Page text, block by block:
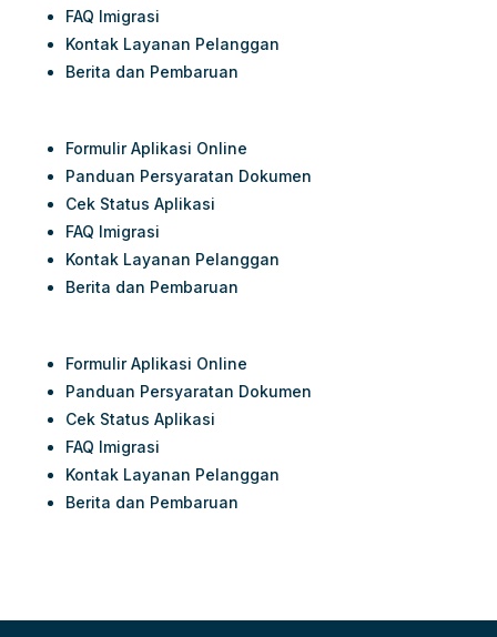
FAQ Imigrasi
Kontak Layanan Pelanggan
Berita dan Pembaruan
Formulir Aplikasi Online
Panduan Persyaratan Dokumen
Cek Status Aplikasi
FAQ Imigrasi
Kontak Layanan Pelanggan
Berita dan Pembaruan
Formulir Aplikasi Online
Panduan Persyaratan Dokumen
Cek Status Aplikasi
FAQ Imigrasi
Kontak Layanan Pelanggan
Berita dan Pembaruan